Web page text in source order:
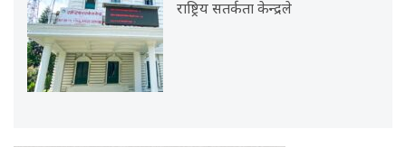
राष्ट्रिय सतर्कता केन्द्रले